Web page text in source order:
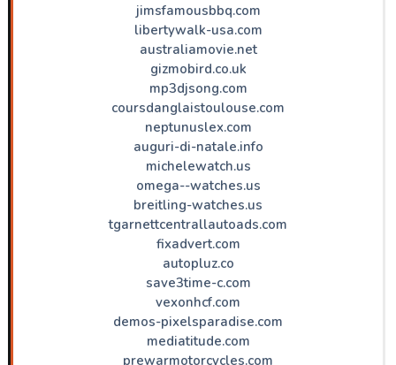
jimsfamousbbq.com
libertywalk-usa.com
australiamovie.net
gizmobird.co.uk
mp3djsong.com
coursdanglaistoulouse.com
neptunuslex.com
auguri-di-natale.info
michelewatch.us
omega--watches.us
breitling-watches.us
tgarnettcentrallautoads.com
fixadvert.com
autopluz.co
save3time-c.com
vexonhcf.com
demos-pixelsparadise.com
mediatitude.com
prewarmotorcycles.com